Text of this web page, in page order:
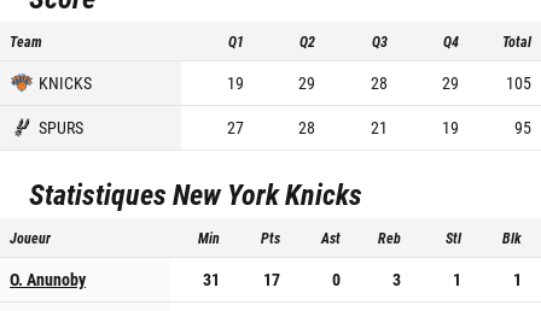
Team Q1 Q2 Q3 Q4 Total
KNICKS 19 29 28 29
105
SPURS
27 28 21 19 95
StatistiquesNew York Knicks
Joueur Min Pts Ast Reb Stl Blk
O. Anunoby 31 17 0 3 1
1